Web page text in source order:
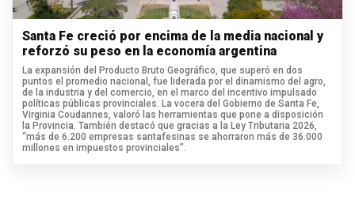
Santa Fe creció por encima de la media nacional y
reforzó su peso en la economía argentina
La expansión del Producto Bruto Geográfico, que superó en dos
puntos el promedio nacional, fue liderada por el dinamismo del agro,
de la industria y del comercio, en el marco del incentivo impulsado
políticas públicas provinciales. La vocera del Gobierno de Santa Fe,
Virginia Coudannes, valoró las herramientas que pone a disposición
la Provincia. También destacó que gracias a la Ley Tributaria 2026,
“más de 6.200 empresas santafesinas se ahorraron más de 36.000
millones en impuestos provinciales”.